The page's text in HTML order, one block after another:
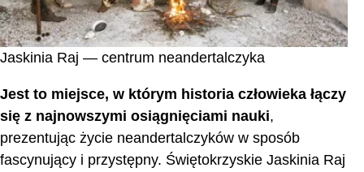
Jaskinia Raj — centrum neandertalczyka
Jest to miejsce, w którym historia człowieka łączy
się z najnowszymi osiągnięciami nauki,
prezentując życie neandertalczyków w sposób
fascynujący i przystępny. Świętokrzyskie Jaskinia Raj